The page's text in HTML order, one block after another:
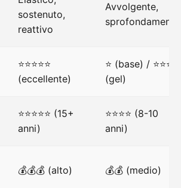
sostenuto,
reattivo
Avvolgente,
sprofondamento
⭐⭐⭐⭐⭐
(eccellente)
⭐ (base) / ⭐⭐⭐
(gel)
⭐⭐⭐⭐⭐ (15+
anni)
⭐⭐⭐⭐ (8-10
anni)
💰💰💰 (alto) 💰💰 (medio)